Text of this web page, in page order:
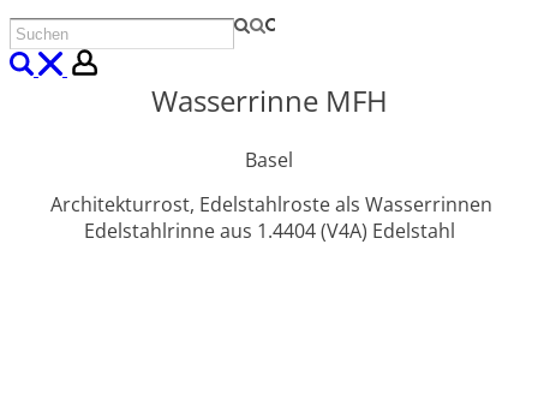
Wasserrinne MFH
Basel
Architekturrost, Edelstahlroste als Wasserrinnen
Edelstahlrinne aus 1.4404 (V4A) Edelstahl